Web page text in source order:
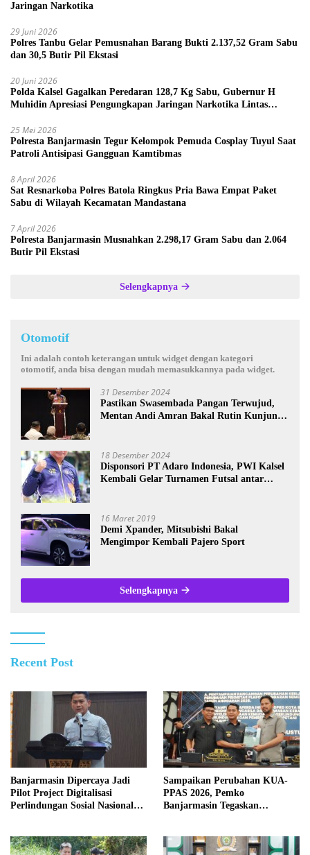
Jaringan Narkotika
29 Juni 2026
Polres Tanbu Gelar Pemusnahan Barang Bukti 2.137,52 Gram Sabu
dan 30,5 Butir Pil Ekstasi
20 Juni 2026
Polda Kalsel Gagalkan Peredaran 128,7 Kg Sabu, Gubernur H
Muhidin Apresiasi Pengungkapan Jaringan Narkotika Lintas
25 Mei 2026
Polresta Banjarmasin Tegur Kelompok Pemuda Cosplay Tuyul Saat
Patroli Antisipasi Gangguan Kamtibmas
8 April 2026
Sat Resnarkoba Polres Batola Ringkus Pria Bawa Empat Paket
Sabu di Wilayah Kecamatan Mandastana
7 April 2026
Polresta Banjarmasin Musnahkan 2.298,17 Gram Sabu dan 2.064
Butir Pil Ekstasi
Selengkapnya
Otomotif
Ini adalah contoh keterangan untuk widget dengan kategori
otomotif, anda bisa dengan mudah memasukkannya pada widget.
31 Desember 2024
Pastikan Swasembada Pangan Terwujud,
Mentan Andi Amran Bakal Rutin Kunjungi
18 Desember 2024
Disponsori PT Adaro Indonesia, PWI Kalsel
Kembali Gelar Turnamen Futsal antar
16 Maret 2019
Demi Xpander, Mitsubishi Bakal
Mengimpor Kembali Pajero Sport
Selengkapnya
Recent Post
Banjarmasin Dipercaya Jadi
Pilot Project Digitalisasi
Perlindungan Sosial Nasional
Sampaikan Perubahan KUA-
PPAS 2026, Pemko
Banjarmasin Tegaskan